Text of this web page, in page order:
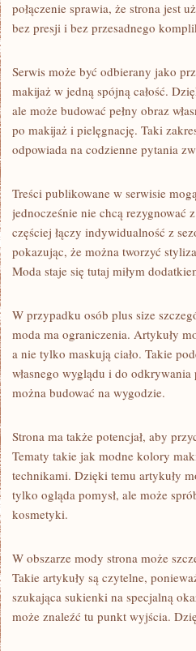
połączenie sprawia, że strona jest
bez presji i bez przesadnego
Serwis może być odbierany jako
makijaż w jedną spójną całość.
ale może budować pełny obraz
po makijaż i pielęgnację. Taki
odpowiada na codzienne pytania
Treści publikowane w serwisie
jednocześnie nie chcą rezygnować
częściej łączy indywidualność z
pokazując, że można tworzyć
Moda staje się tutaj miłym
W przypadku osób plus size
moda ma ograniczenia. Artykuły
a nie tylko maskują ciało. Takie
własnego wyglądu i do
można budować na wygodzie.
Strona ma także potencjał, aby
Tematy takie jak modne kolory
technikami. Dzięki temu artykuły
tylko ogląda pomysł, ale może
kosmetyki.
W obszarze mody strona może
Takie artykuły są czytelne,
szukająca sukienki na specjalną
może znaleźć tu punkt wyjścia.